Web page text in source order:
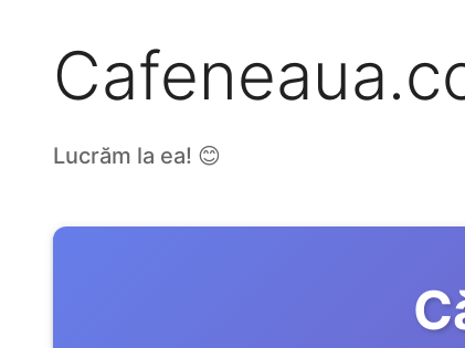
Lucrăm la ea! 😊